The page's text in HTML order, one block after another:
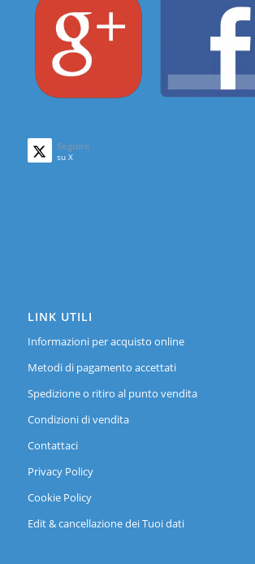
Seguire
su X
LINK UTILI
Informazioni per acquisto online
Metodi di pagamento accettati
Spedizione o ritiro al punto vendita
Condizioni di vendita
Contattaci
Privacy Policy
Cookie Policy
Edit & cancellazione dei Tuoi dati